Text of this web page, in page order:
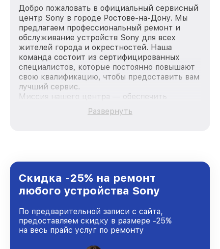
Добро пожаловать в официальный сервисный
центр Sony в городе Ростове-на-Дону. Мы
предлагаем профессиональный ремонт и
обслуживание устройств Sony для всех
жителей города и окрестностей. Наша
команда состоит из сертифицированных
специалистов, которые постоянно повышают
свою квалификацию, чтобы предоставить вам
лучший сервис.
Миссия нашего центра — обеспечить
качественный и доступный ремонт для
каждого пользователя продукции Sony, вне
Ростове-на-Дону, постоянно повышая уровень
доверия и лояльности наших клиентов.
Развернуть
Скидка -25% на ремонт
любого устройства Sony
По предварительной записи с сайта,
предоставляем скидку в размере -25%
на весь прайс услуг по ремонту